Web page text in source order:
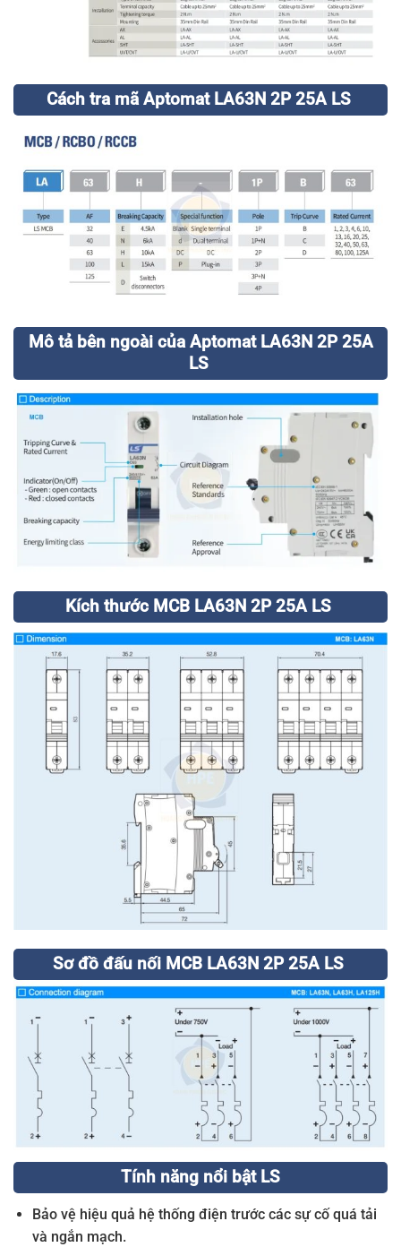
Cách tra mã Aptomat LA63N 2P 25A LS
Mô tả bên ngoài của Aptomat LA63N 2P 25A
LS
Kích thước MCB LA63N 2P 25A LS
Sơ đồ đấu nối MCB LA63N 2P 25A LS
Tính năng nổi bật LS
Bảo vệ hiệu quả hệ thống điện trước các sự cố quá tải
và ngắn mạch.